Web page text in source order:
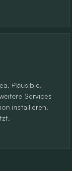
Plausible,
Services
installieren.